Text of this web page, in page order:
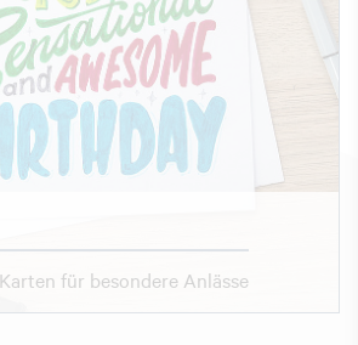
für besondere Anlässe